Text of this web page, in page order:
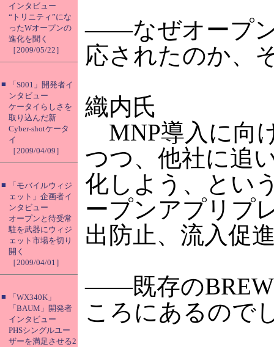
インタビュー
“トリニティ”にな
ったWオープンの
進化を聞く
［2009/05/22］
■
「S001」開発者イ
ンタビュー
ケータイらしさを
取り込んだ新
Cyber-shotケータ
イ
［2009/04/09］
■
「モバイルウィジ
ェット」企画者イ
ンタビュー
オープンと待受常
駐を武器にウィジ
ェット市場を切り
開く
［2009/04/01］
■
「WX340K」
「BAUM」開発者
インタビュー
PHSシングルユー
ザーを満足させる2
――なぜオープン
応されたのか、
織内氏
MNP導入に向
つつ、他社に追
化しよう、とい
ープンアプリプ
出防止、流入促
――既存のBREW
ころにあるので